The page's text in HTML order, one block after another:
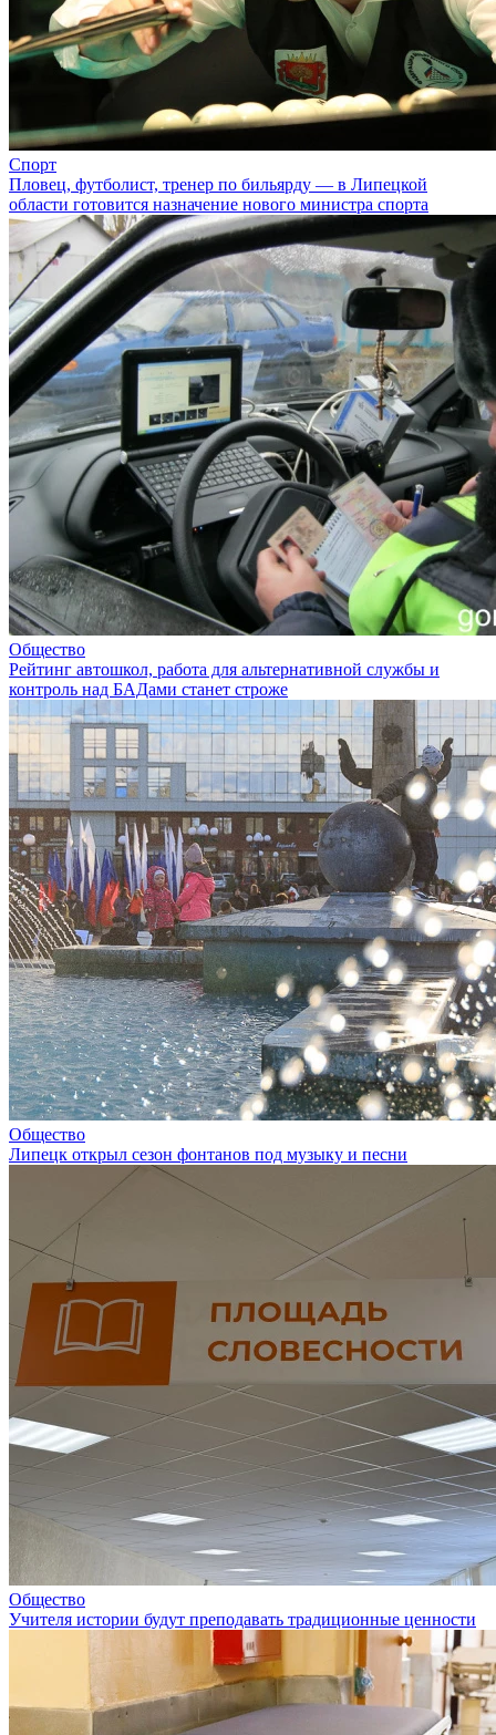
Спорт
Пловец, футболист, тренер по бильярду — в Липецкой
области готовится назначение нового министра спорта
Общество
Рейтинг автошкол, работа для альтернативной службы и
контроль над БАДами станет строже
Общество
Липецк открыл сезон фонтанов под музыку и песни
Общество
Учителя истории будут преподавать традиционные ценности